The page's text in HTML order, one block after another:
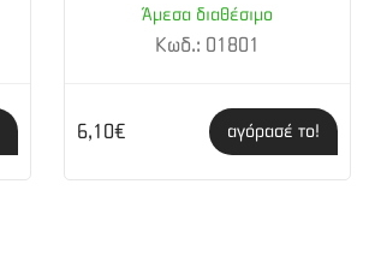
Άμεσα διαθέσιμο
Κωδ.: 01801
6,10€ αγόρασέ το!